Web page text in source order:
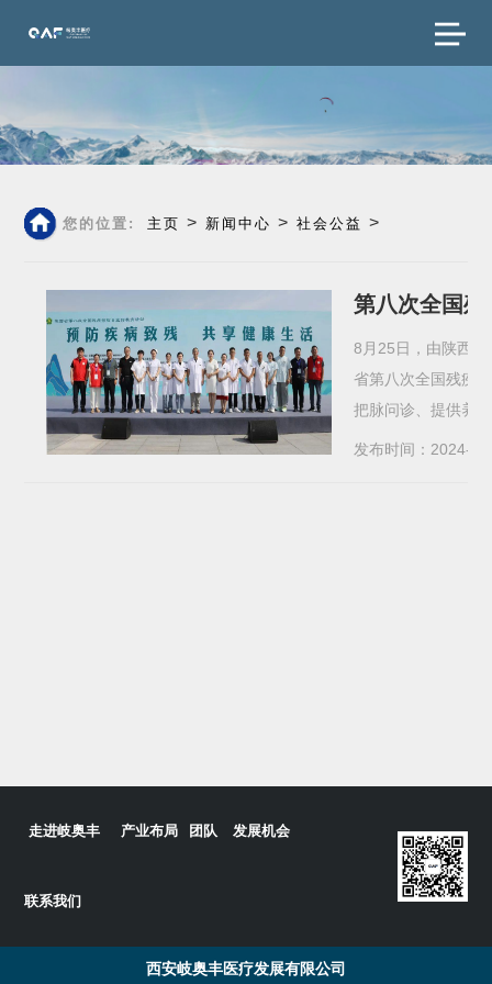
您的位置: 主页 > 新闻中心 >社会公益 >
第八次全国
8月25日，由陕西
省第八次全国残疾
把脉问诊、提供养
发布时间：2024-
走进岐奥丰 产业布局 团队 发展机会
联系我们
西安岐奥丰医疗发展有限公司